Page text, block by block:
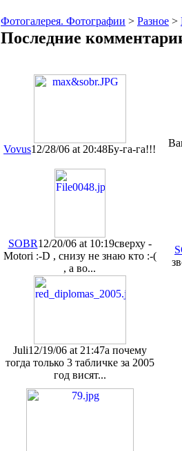
Фотогалерея. Фотографии > Разное >
Последние
Vovus12/28/06 at 20:48Бу-га-га!!!
SOBR12/20/06 at 10:19сверху -
Motori :-D , снизу не знаю кто :-(
, а во...
Juli12/19/06 at 21:47а почему
тогда только 3 табличке за 2005
год висят...